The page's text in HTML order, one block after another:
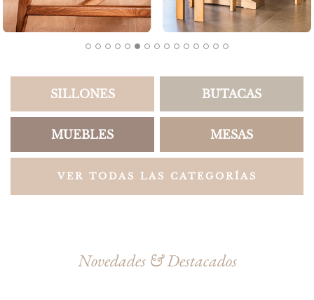
SILLONES BUTACAS
MUEBLES MESAS
VER TODAS LAS CATEGORÍAS
Novedades & Destacados